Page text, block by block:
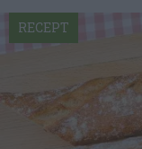
RECEPT